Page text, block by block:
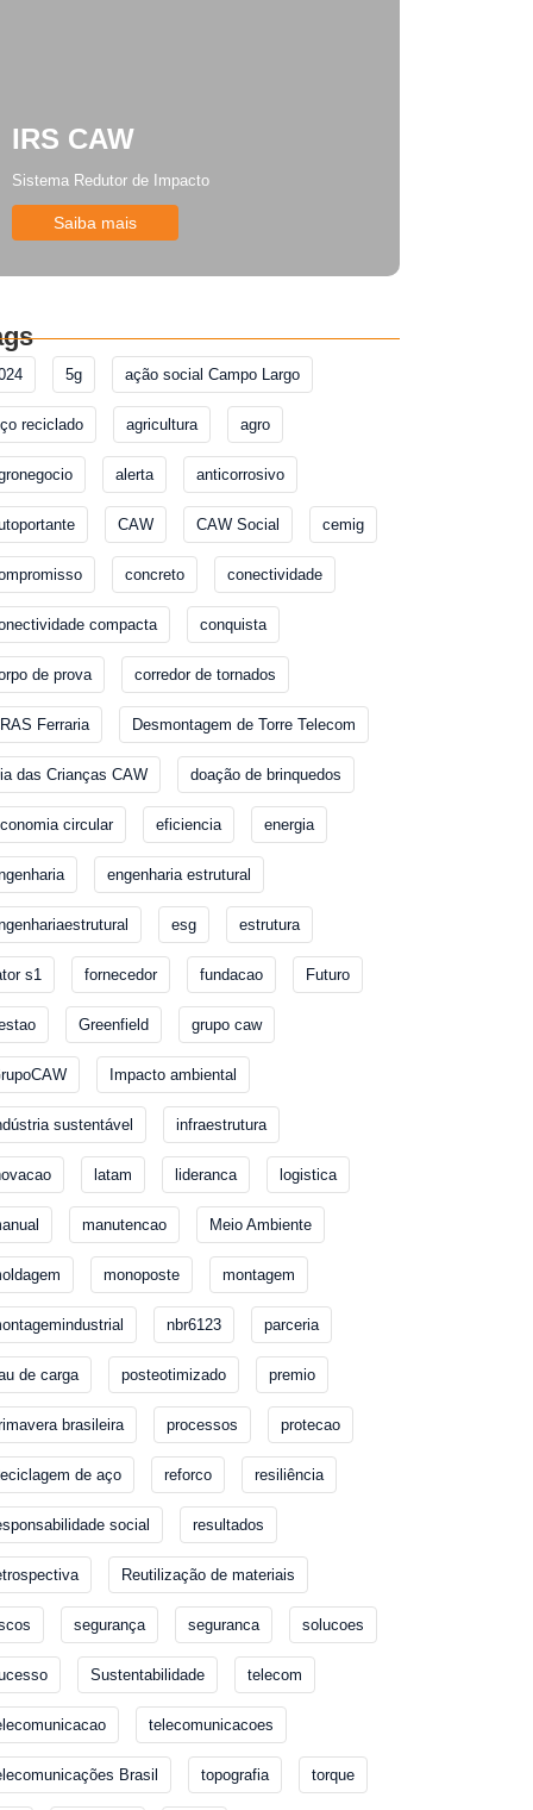
IRS CAW
Sistema Redutor de Impacto
Saiba mais
5g ação social Campo Largo
reciclado agricultura agro
alerta anticorrosivo
CAW CAW Social cemig
concreto conectividade
compacta conquista
de prova corredor de tornados
Ferraria Desmontagem de Torre Telecom
das Crianças CAW doação de brinquedos
circular eficiencia energia
engenharia estrutural
esg estrutura
s1 fornecedor fundacao Futuro
Greenfield grupo caw
Impacto ambiental
sustentável infraestrutura
latam lideranca logistica
manutencao Meio Ambiente
monoposte montagem
nbr6123 parceria
de carga posteotimizado premio
brasileira processos protecao
de aço reforco resiliência
social resultados
Reutilização de materiais
segurança seguranca solucoes
Sustentabilidade telecom
telecomunicacoes
Brasil topografia torque